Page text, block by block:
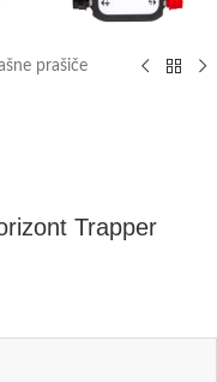
prašiče
Trapper